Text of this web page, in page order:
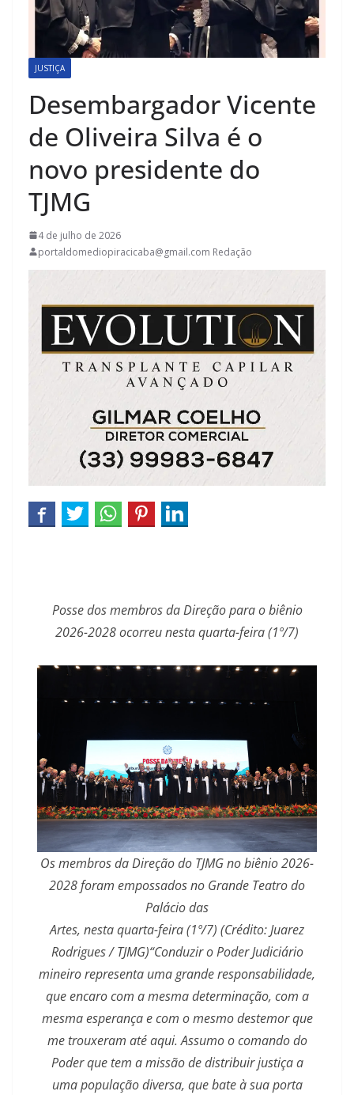
JUSTIÇA
Desembargador Vicente
de Oliveira Silva é o
novo presidente do
TJMG
4 de julho de 2026
portaldomediopiracicaba@gmail.com Redação
Posse dos membros da Direção para o biênio
2026-2028 ocorreu nesta quarta-feira (1º/7)
Os membros da Direção do TJMG no biênio 2026-
2028 foram empossados no Grande Teatro do
Palácio das
Artes, nesta quarta-feira (1º/7) (Crédito: Juarez
Rodrigues / TJMG)“Conduzir o Poder Judiciário
mineiro representa uma grande responsabilidade,
que encaro com a mesma determinação, com a
mesma esperança e com o mesmo destemor que
me trouxeram até aqui. Assumo o comando do
Poder que tem a missão de distribuir justiça a
uma população diversa, que bate à sua porta